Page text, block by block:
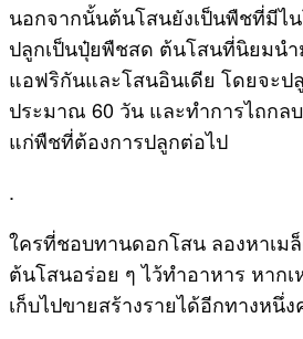
นอกจากนั้นต้นโสนยังเป็นพืชที่มีไ
ปลูกเป็นปุ๋ยพืชสด ต้นโสนที่นิยมนำ
แอฟริกันและโสนอินเดีย โดยจะป
ประมาณ 60 วัน และทำการไถกล
แก่พืชที่ต้องการปลูกต่อไป
.
ใครที่ชอบทานดอกโสน ลองหาเม
ต้นโสนอร่อย ๆ ไว้ทำอาหาร หาก
เก็บไปขายสร้างรายได้อีกทางหนึ่